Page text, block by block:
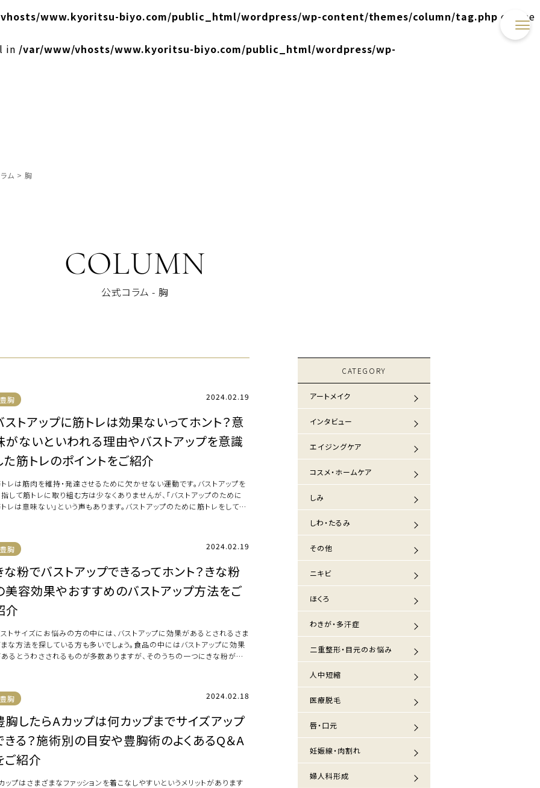
www.kyoritsu-biyo.com/public_html/wordpress/wp-content/themes/column/tag.php on line
in /var/www/vhosts/www.kyoritsu-biyo.com/public_html/wordpress/wp-
ム > 胸
COLUMN
公式コラム - 胸
豊胸 2024.02.19
ストアップに筋トレは効果ないってホント？意
がないといわれる理由やバストアップを意識
た筋トレのポイントをご紹介
レは筋肉を維持・発達させるために欠かせない運動です。バストアップを
して筋トレに取り組む方は少なくありませんが、「バストアップのために
レは意味ない」という声もあります。バストアップのために筋トレをしても
豊胸 2024.02.19
な粉でバストアップできるってホント？きな粉
美容効果やおすすめのバストアップ方法をご
介
トサイズにお悩みの方の中には、バストアップに効果があるとされるさま
な方法を探している方も多いでしょう。食品の中にはバストアップに効果
るとうわさされるものが多数ありますが、そのうちの一つにきな粉が挙
豊胸 2024.02.18
胸したらAカップは何カップまでサイズアップ
きる？施術別の目安や豊胸術のよくあるQ＆A
ご紹介
ップはさまざまなファッションを着こなしやすいというメリットがあります
CATEGORY
アートメイク
インタビュー
エイジングケア
コスメ・ホームケア
しみ
しわ・たるみ
その他
ニキビ
ほくろ
わきが・多汗症
二重整形・目元のお悩み
人中短縮
医療脱毛
唇・口元
妊娠線・肉割れ
婦人科形成